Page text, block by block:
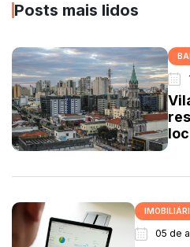
Posts mais lidos
05 de